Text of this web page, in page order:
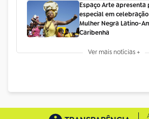
Espaço Arte apresenta
especial em
Mulher Negra Latino-
Caribenha
Ver mais notícias +